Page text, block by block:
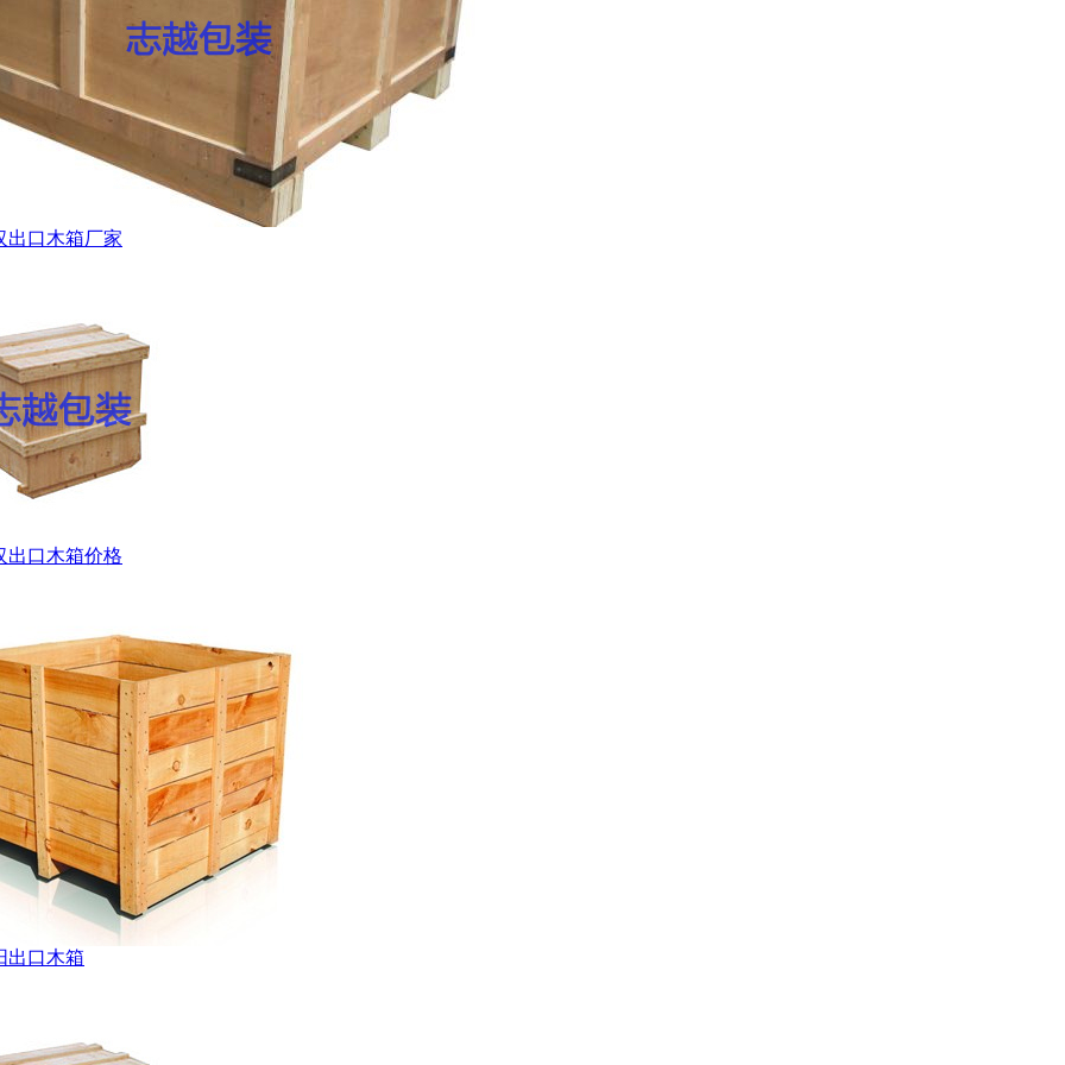
出口木箱厂家
出口木箱价格
出口木箱